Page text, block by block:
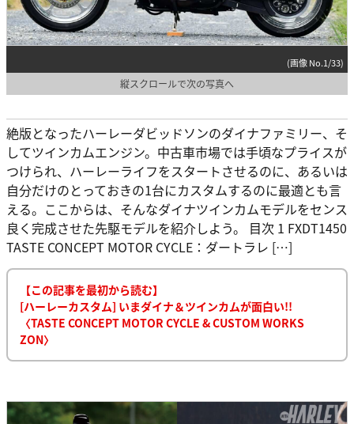
(画像 No.1/33)
縦スクロールで次の写真へ
絶版となったハーレーダビッドソンのダイナファミリー、そ
してツインカムエンジン。中古車市場では手頃なプライスが
つけられ、ハーレーライフをスタートさせるのに、あるいは
自分だけのとっておきの1台にカスタムするのに最適とも言
える。ここからは、そんなダイナツインカムモデルをセンス
良く完成させた先駆モデルを紹介しよう。 目次 1 FXDT1450
TASTE CONCEPT MOTOR CYCLE：ダートラレ […]
【この記事を最初から読む】
[ハーレーカスタム] いまダイナ＆ツインカムが面白い!!
〈TASTE CONCEPT MOTOR CYCLE & CUSTOM WORKS
ZON〉